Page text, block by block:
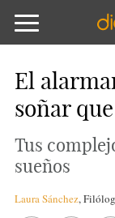
El
soñar
Tus
sueños
Laura Sánchez,